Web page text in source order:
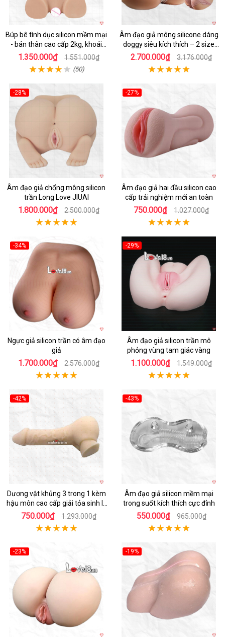
Búp bê tình dục silicon mềm mại
- bán thân cao cấp 2kg, khoái
cảm
1.350.000₫ 1.551.000₫
(50)
Âm đạo giả mông silicone dáng
doggy siêu kích thích – 2 size
5.5kg và 12kg
2.700.000₫ 3.176.000₫
-28%
Âm đạo giả chổng mông silicon
trần Long Love JIUAI
1.800.000₫ 2.500.000₫
-27%
Âm đạo giả hai đầu silicon cao
cấp trải nghiệm mới an toàn
750.000₫ 1.027.000₫
-34%
Ngực giả silicon trần có âm đạo
giả
1.700.000₫ 2.576.000₫
-29%
Âm đạo giả silicon trần mô
phỏng vùng tam giác vàng
1.100.000₫ 1.549.000₫
-42%
Dương vật khủng 3 trong 1 kèm
hậu môn cao cấp giải tỏa sinh lý
nam nữ
750.000₫ 1.293.000₫
-43%
Âm đạo giả silicon mềm mại
trong suốt kích thích cực đỉnh
550.000₫ 965.000₫
-23%
-19%